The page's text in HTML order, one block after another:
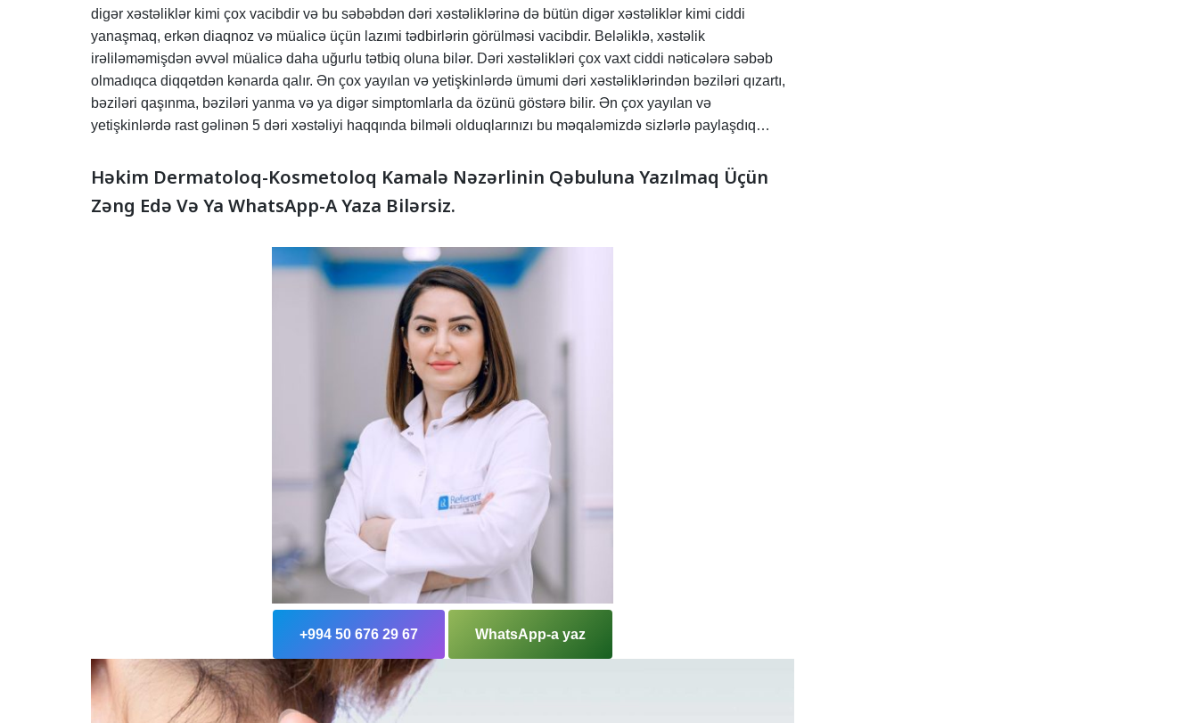
digər xəstəliklər kimi çox vacibdir və bu səbəbdən dəri xəstəliklərinə də bütün digər xəstəliklər kimi ciddi
yanaşmaq, erkən diaqnoz və müalicə üçün lazımi tədbirlərin görülməsi vacibdir. Beləliklə, xəstəlik
irəliləməmişdən əvvəl müalicə daha uğurlu tətbiq oluna bilər. Dəri xəstəlikləri çox vaxt ciddi nəticələrə səbəb
olmadıqca diqqətdən kənarda qalır. Ən çox yayılan və yetişkinlərdə ümumi dəri xəstəliklərindən bəziləri qızartı,
bəziləri qaşınma, bəziləri yanma və ya digər simptomlarla da özünü göstərə bilir. Ən çox yayılan və
yetişkinlərdə rast gəlinən 5 dəri xəstəliyi haqqında bilməli olduqlarınızı bu məqaləmizdə sizlərlə paylaşdıq…
Həkim Dermatoloq-Kosmetoloq Kamalə Nəzərlinin Qəbuluna Yazılmaq Üçün
Zəng Edə Və Ya WhatsApp-A Yaza Bilərsiz.
+994 50 676 29 67 WhatsApp-a yaz